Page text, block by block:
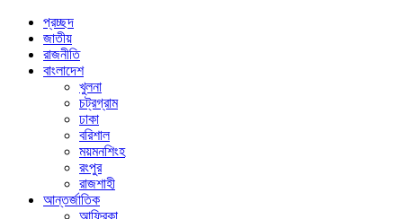
প্রচ্ছদ
জাতীয়
রাজনীতি
বাংলাদেশ
খুলনা
চট্রগ্রাম
ঢাকা
বরিশাল
ময়মনশিংহ
রংপুর
রাজশাহী
আন্তর্জাতিক
আফ্রিকা